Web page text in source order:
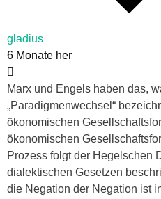
gladius
6 Monate her
Marx und Engels haben das,
„Paradigmenwechsel“
ökonomischen
ökonomischen
Prozess folgt der Hegelschen
dialektischen Gesetzen
die Negation der Negation ist